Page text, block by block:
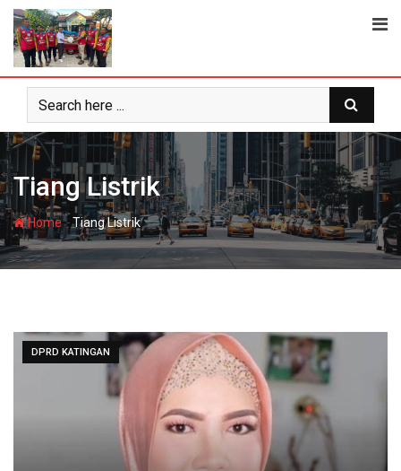
Skip
content
Tiang Listrik
Home-Tiang Listrik
DPRD KATINGAN